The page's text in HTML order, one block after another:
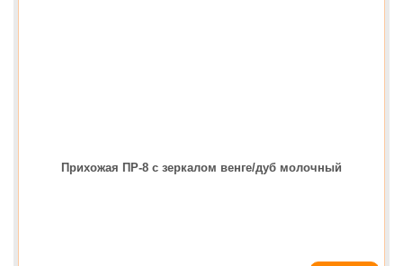
Прихожая ПР-8 с зеркалом венге/дуб молочный